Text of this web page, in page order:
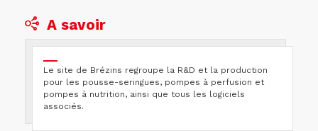
A savoir
Le site de Brézins regroupe la R&D et la production
pour les pousse-seringues, pompes à perfusion et
pompes à nutrition, ainsi que tous les logiciels
associés.